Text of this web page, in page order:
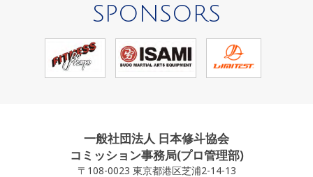
SPONSORS
一般社団法人 日本修斗協会
コミッション事務局(プロ管理部)
〒108-0023 東京都港区芝浦2-14-13